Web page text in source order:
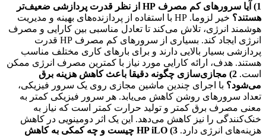
1) آیا سرورهای کم مصرف HP از نظر قدرت پردازشی ضعیف‌تر
هستند؟
خیر لزوما. HP با استفاده از پردازنده‌های بهینه و مدیریت
هوشمند انرژی، تلاش می‌کند تا تعادل مناسبی بین کارایی و مصرف
انرژی ایجاد کند. بسیاری از سرورهای کم مصرف HP قدرت
پردازشی بسیار بالایی دارند و برای بارهای کاری مختلف مناسب
هستند. هدف، ارائه کارایی مورد نیاز با کمترین مصرف انرژی ممکن
است.
2) مجازی‌سازی چگونه دقیقا باعث کاهش هزینه برق
می‌شود؟ با اجرای چندین ماشین مجازی روی یک سرور فیزیکی،
تعداد سرورهای روشن کاهش می‌یابد. هر سرور فیزیکی کمتر به
معنی مصرف برق کمتر و تولید حرارت کمتر است که نیاز به
خنک‌کنندگی را نیز کاهش می‌دهد. این یک اثر دومینویی در کاهش
هزینه‌های انرژی دارد. 3) HP iLO
چیست و چه کمکی به کاهش